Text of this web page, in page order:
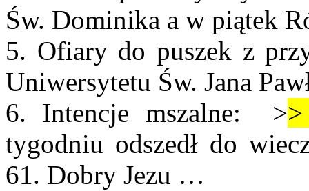
Św. Dominika a w piątek
5. Ofiary do puszek z
Uniwersytetu Św. Jana
6. Intencje mszalne: >>
tygodniu odszedł do
61. Dobry Jezu …